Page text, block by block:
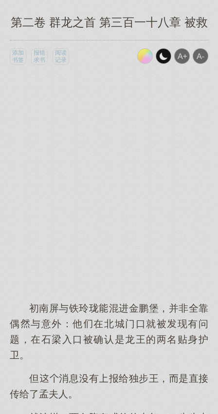
第二卷 群龙之首 第三百一十八章 被救
添加
书签
报错
求书
阅读
记录
初南屏与铁玲珑混进金鹏堡，并非全靠
偶与意外：他在北城门口就被现有问
题，在石梁入口被确认是龙王的两名贴身护
卫。
但消息有报给独步王，是直接
传给了孟夫人。